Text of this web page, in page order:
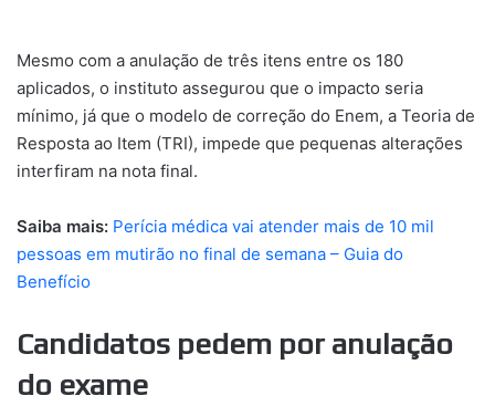
Mesmo com a anulação de três itens entre os 180
aplicados, o instituto assegurou que o impacto seria
mínimo, já que o modelo de correção do Enem, a Teoria de
Resposta ao Item (TRI), impede que pequenas alterações
interfiram na nota final.
Saiba mais: Perícia médica vai atender mais de 10 mil
pessoas em mutirão no final de semana – Guia do
Benefício
Candidatos pedem por anulação
do exame